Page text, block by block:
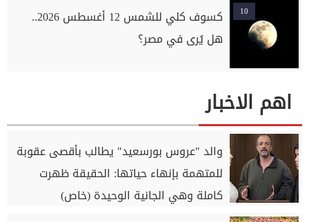
10
كسوف كلي للشمس 12 أغسطس 2026..
هل يُرى في مصر؟
اهم الاخبار
والد "عروس بورسعيد" يطالب بأقصى عقوبة
للمتهمة بإنهاء حياتها: الحقيقة ظهرت
كاملة وهي الجانية الوحيدة (خاص)